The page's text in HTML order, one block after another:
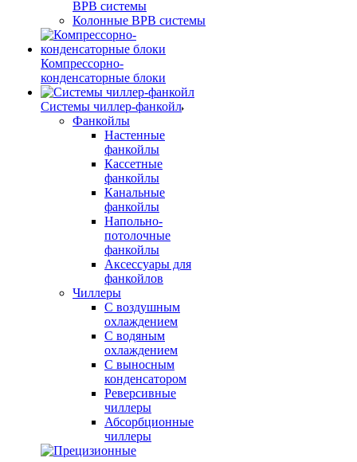
ВРВ системы
Колонные ВРВ системы
Компрессорно-
конденсаторные блоки
Системы чиллер-фанкойл
Фанкойлы
Настенные
фанкойлы
Кассетные
фанкойлы
Канальные
фанкойлы
Напольно-
потолочные
фанкойлы
Аксессуары для
фанкойлов
Чиллеры
С воздушным
охлаждением
С водяным
охлаждением
С выносным
конденсатором
Реверсивные
чиллеры
Абсорбционные
чиллеры